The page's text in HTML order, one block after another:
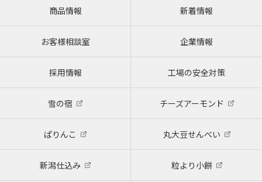
商品情報 新着情報
お客様相談室 企業情報
採用情報 工場の安全対策
雪の宿 チーズアーモンド
ぱりんこ 丸大豆せんべい
新潟仕込み 粒より小餅